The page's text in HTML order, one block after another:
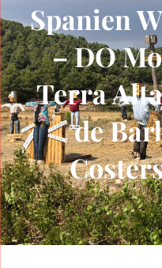
Spanien
– DO
Terra
de